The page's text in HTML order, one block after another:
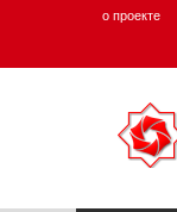
о проекте